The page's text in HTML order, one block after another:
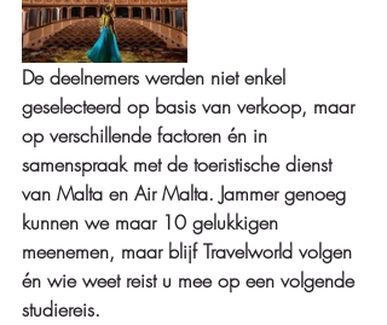
De deelnemers werden niet enkel
geselecteerd op basis van verkoop, maar
op verschillende factoren én in
samenspraak met de toeristische dienst
van Malta en Air Malta. Jammer genoeg
kunnen we maar 10 gelukkigen
meenemen, maar blijf Travelworld volgen
én wie weet reist u mee op een volgende
studiereis.